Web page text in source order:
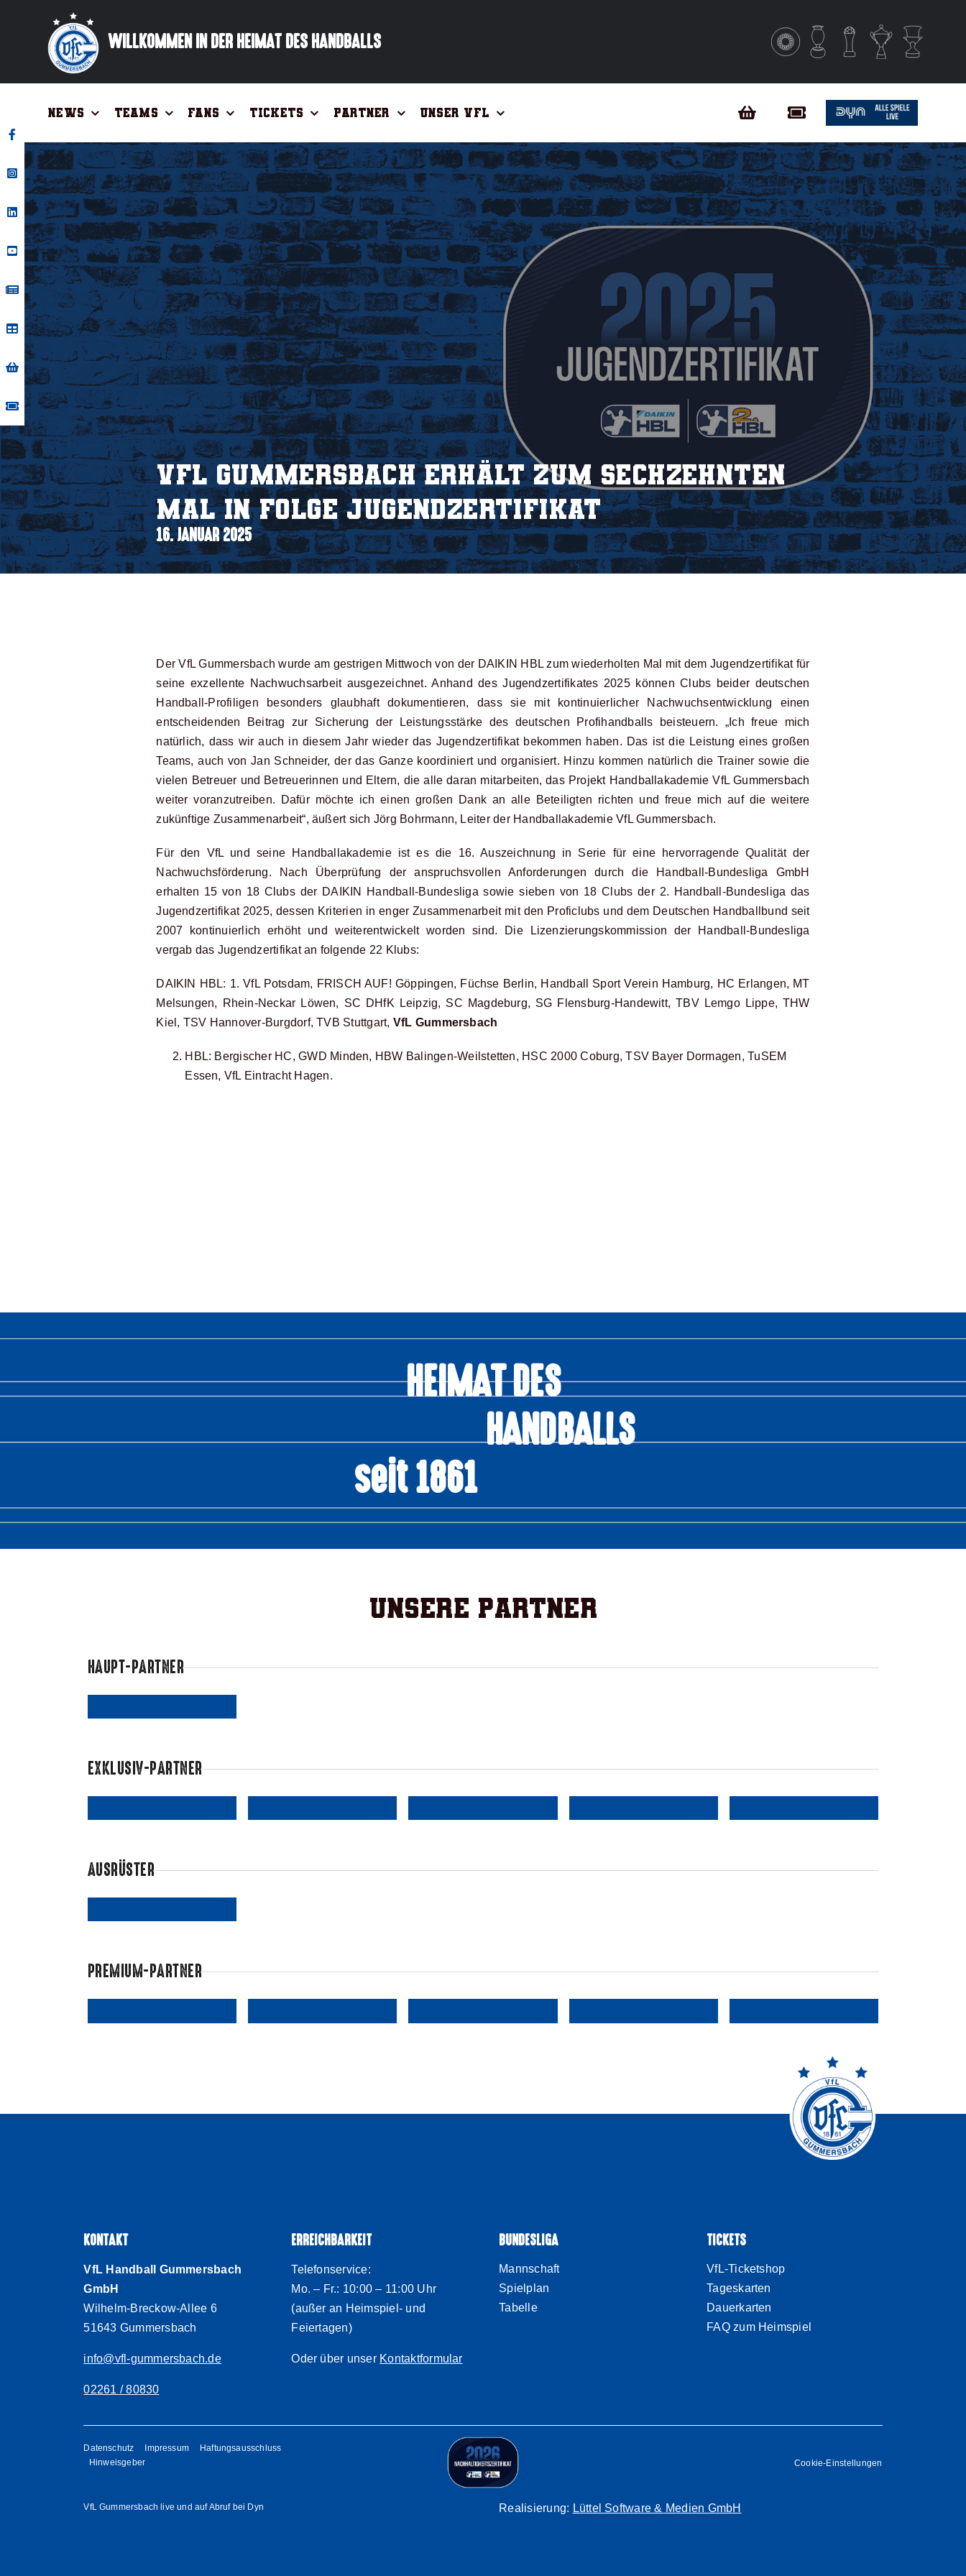
WILLKOMMEN IN DER HEIMAT DES HANDBALLS
News Teams Fans Tickets Partner Unser VfL
VfL Gummersbach erhält zum sechzehnten
Mal in Folge Jugendzertifikat
16. JANUAR 2025
Der VfL Gummersbach wurde am gestrigen Mittwoch von der DAIKIN HBL zum wiederholten Mal mit dem Jugendzertifikat für
seine exzellente Nachwuchsarbeit ausgezeichnet. Anhand des Jugendzertifikates 2025 können Clubs beider deutschen
Handball-Profiligen besonders glaubhaft dokumentieren, dass sie mit kontinuierlicher Nachwuchsentwicklung einen
entscheidenden Beitrag zur Sicherung der Leistungsstärke des deutschen Profihandballs beisteuern. „Ich freue mich
natürlich, dass wir auch in diesem Jahr wieder das Jugendzertifikat bekommen haben. Das ist die Leistung eines großen
Teams, auch von Jan Schneider, der das Ganze koordiniert und organisiert. Hinzu kommen natürlich die Trainer sowie die
vielen Betreuer und Betreuerinnen und Eltern, die alle daran mitarbeiten, das Projekt Handballakademie VfL Gummersbach
weiter voranzutreiben. Dafür möchte ich einen großen Dank an alle Beteiligten richten und freue mich auf die weitere
zukünftige Zusammenarbeit“, äußert sich Jörg Bohrmann, Leiter der Handballakademie VfL Gummersbach.
Für den VfL und seine Handballakademie ist es die 16. Auszeichnung in Serie für eine hervorragende Qualität der
Nachwuchsförderung. Nach Überprüfung der anspruchsvollen Anforderungen durch die Handball-Bundesliga GmbH
erhalten 15 von 18 Clubs der DAIKIN Handball-Bundesliga sowie sieben von 18 Clubs der 2. Handball-Bundesliga das
Jugendzertifikat 2025, dessen Kriterien in enger Zusammenarbeit mit den Proficlubs und dem Deutschen Handballbund seit
2007 kontinuierlich erhöht und weiterentwickelt worden sind. Die Lizenzierungskommission der Handball-Bundesliga
vergab das Jugendzertifikat an folgende 22 Klubs:
DAIKIN HBL: 1. VfL Potsdam, FRISCH AUF! Göppingen, Füchse Berlin, Handball Sport Verein Hamburg, HC Erlangen, MT
Melsungen, Rhein-Neckar Löwen, SC DHfK Leipzig, SC Magdeburg, SG Flensburg-Handewitt, TBV Lemgo Lippe, THW
Kiel, TSV Hannover-Burgdorf, TVB Stuttgart, VfL Gummersbach
HBL: Bergischer HC, GWD Minden, HBW Balingen-Weilstetten, HSC 2000 Coburg, TSV Bayer Dormagen, TuSEM
Essen, VfL Eintracht Hagen.
HEIMAT DES
HANDBALLS
seit 1861
Unsere Partner
HAUPT-PARTNER
EXKLUSIV-PARTNER
AUSRÜSTER
PREMIUM-PARTNER
KONTAKT
VfL Handball Gummersbach
GmbH
Wilhelm-Breckow-Allee 6
51643 Gummersbach
info@vfl-gummersbach.de
02261 / 80830
ERREICHBARKEIT
Telefonservice:
Mo. – Fr.: 10:00 – 11:00 Uhr
(außer an Heimspiel- und
Feiertagen)
Oder über unser Kontaktformular
BUNDESLIGA
Mannschaft
Spielplan
Tabelle
TICKETS
VfL-Ticketshop
Tageskarten
Dauerkarten
FAQ zum Heimspiel
Datenschutz Impressum
Haftungsausschluss
Hinweisgeber
Cookie-Einstellungen
VfL Gummersbach live und auf Abruf bei Dyn Realisierung: Lüttel Software & Medien GmbH